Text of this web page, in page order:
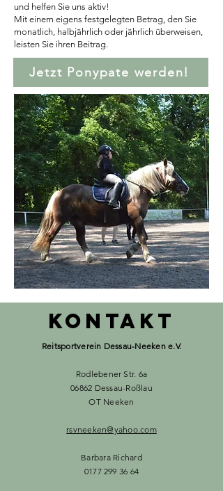
und helfen Sie uns aktiv!
Mit einem eigens festgelegten Betrag, den Sie
monatlich, halbjährlich oder jährlich überweisen,
leisten Sie ihren Beitrag.
Jetzt Ponypate werden!
KONTAKT
Reitsportverein Dessau-Neeken e.V.
Rodlebener Str. 6a
06862 Dessau-Roßlau
OT Neeken
rsvneeken@yahoo.com
Barbara Richard
0177 299 36 64